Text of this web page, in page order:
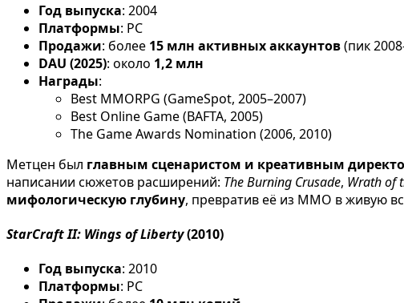
Год выпуска: 2004
Платформы: PC
Продажи: более 15 млн активных аккаунтов(пик
DAU (2025): около 1,2 млн
Награды:
Best MMORPG (GameSpot, 2005–2007)
Best Online Game (BAFTA, 2005)
The Game Awards Nomination (2006, 2010)
Метцен был главным сценаристом и креативным
написании сюжетов расширений: The Burning Crusade, Wrath of
мифологическую глубину, превратив её из MMO в живую
StarCraft II: Wings of Liberty(2010)
Год выпуска: 2010
Платформы: PC